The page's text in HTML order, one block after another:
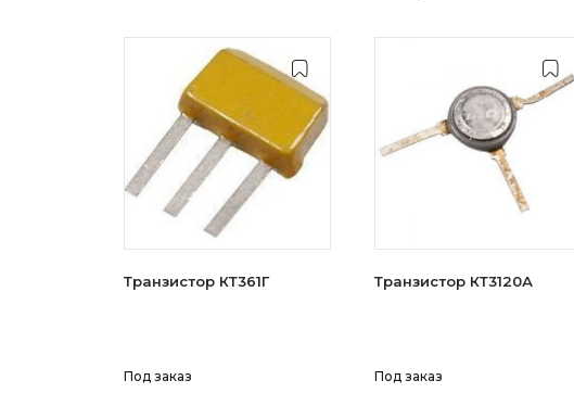
Транзистор КТ361Г
Под заказ
Транзистор КТ3120А
Под заказ